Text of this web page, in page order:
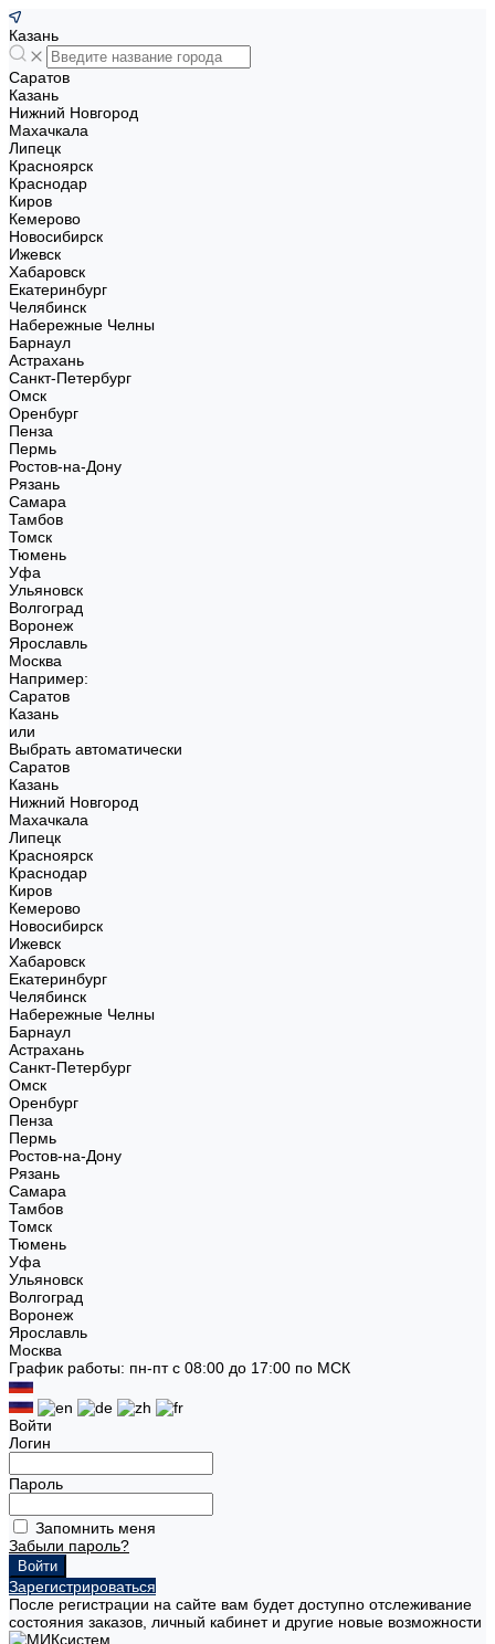
Казань
Саратов
Казань
Нижний Новгород
Махачкала
Липецк
Красноярск
Краснодар
Киров
Кемерово
Новосибирск
Ижевск
Хабаровск
Екатеринбург
Челябинск
Набережные Челны
Барнаул
Астрахань
Санкт-Петербург
Омск
Оренбург
Пенза
Пермь
Ростов-на-Дону
Рязань
Самара
Тамбов
Томск
Тюмень
Уфа
Ульяновск
Волгоград
Воронеж
Ярославль
Москва
Например:
Саратов
Казань
или
Выбрать автоматически
Саратов
Казань
Нижний Новгород
Махачкала
Липецк
Красноярск
Краснодар
Киров
Кемерово
Новосибирск
Ижевск
Хабаровск
Екатеринбург
Челябинск
Набережные Челны
Барнаул
Астрахань
Санкт-Петербург
Омск
Оренбург
Пенза
Пермь
Ростов-на-Дону
Рязань
Самара
Тамбов
Томск
Тюмень
Уфа
Ульяновск
Волгоград
Воронеж
Ярославль
Москва
График работы: пн-пт с 08:00 до 17:00 по МСК
Войти
Логин
Пароль
Запомнить меня
Забыли пароль?
Зарегистрироваться
После регистрации на сайте вам будет доступно отслеживание
состояния заказов, личный кабинет и другие новые возможности